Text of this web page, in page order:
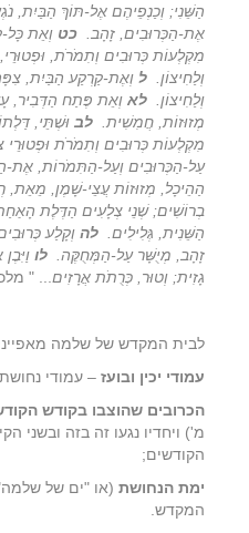
הַשֵּׁנִי; וְכַנְפֵיהֶם אֶל-תּוֹךְ הַבַּיִת,
אֶת-הַכְּרוּבִים, זָהָב. כט וְאֵת
מִקְלְעוֹת כְּרוּבִים וְתִמֹרֹת,
וְלַחִיצוֹן. ל וְאֶת-קַרְקַע הַבַּיִת,
וְלַחִיצוֹן. לא וְאֵת פֶּתַח הַדְּבִיר,
מְזוּזוֹת, חֲמִשִׁית. לב וּשְׁתֵּי,
מִקְלְעוֹת כְּרוּבִים וְתִמֹרֹת וּפְטוּרֵי
עַל-הַכְּרוּבִים וְעַל-הַתִּמֹרוֹת, אֶת-
הַהֵיכָל, מְזוּזוֹת עֲצֵי-שָׁמֶן, מֵאֵת,
בְרוֹשִׁים; שְׁנֵי צְלָעִים הַדֶּלֶת
הַשֵּׁנִית, גְּלִילִים. לה וְקָלַע
זָהָב, מְיֻשָּׁר עַל-הַמְּחֻקֶּה. לו
גָזִית; וְטוּר, כְּרֻתֹת אֲרָזִים... "
לבית המקדש של שלמה
עמודי יכין ובועז – עמודי
הכרובים שהוצבו בקודש
מ') ויחדיו נגעו זה בזה ובשני
הקודשים;
ימת הנחושת (או "ים של
המקדש.